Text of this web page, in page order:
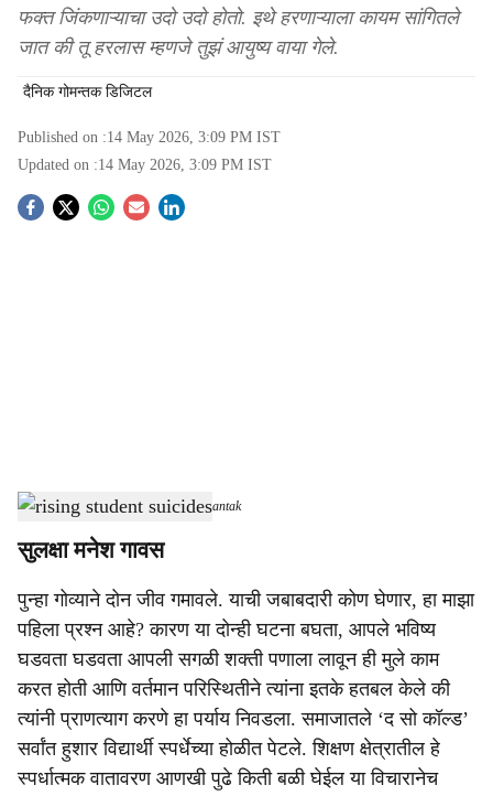
फक्त जिंकणाऱ्याचा उदो उदो होतो. इथे हरणाऱ्याला कायम सांगितले
जात की तू हरलास म्हणजे तुझं आयुष्य वाया गेले.
दैनिक गोमन्तक डिजिटल
Published on :14 May 2026, 3:09 PM IST
Updated on :14 May 2026, 3:09 PM IST
S
a
r
e
rising student suicides- Dainik Gomantak
सुलक्षा मनेश गावस
पुन्हा गोव्याने दोन जीव गमावले. याची जबाबदारी कोण घेणार, हा माझा
पहिला प्रश्न आहे? कारण या दोन्ही घटना बघता, आपले भविष्य
घडवता घडवता आपली सगळी शक्ती पणाला लावून ही मुले काम
करत होती आणि वर्तमान परिस्थितीने त्यांना इतके हतबल केले की
त्यांनी प्राणत्याग करणे हा पर्याय निवडला. समाजातले ‘द सो कॉल्ड’
सर्वांत हुशार विद्यार्थी स्पर्धेच्या होळीत पेटले. शिक्षण क्षेत्रातील हे
स्पर्धात्मक वातावरण आणखी पुढे किती बळी घेईल या विचारानेच